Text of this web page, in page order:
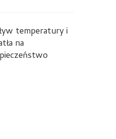
temperatury i
na